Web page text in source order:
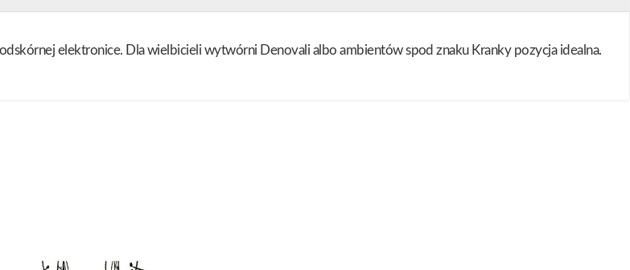
elektronice. Dla wielbicieli wytwórni Denovali albo ambientów spod znaku Kranky pozycja idealna.